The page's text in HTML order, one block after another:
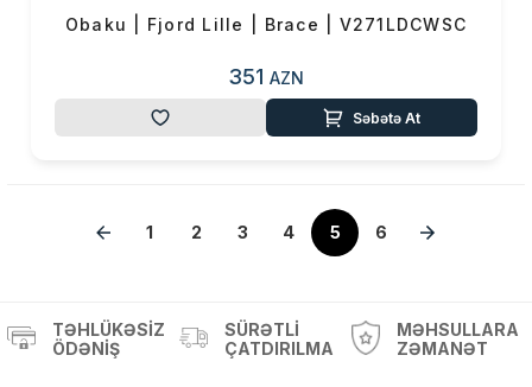
Obaku | Fjord Lille | Brace | V271LDCWSC
351 AZN
Səbətə At
1 2 3 4 5 6
TƏHLÜKƏSIZ
ÖDƏNIŞ
SÜRƏTLI
ÇATDIRILMA
MƏHSULLARA
ZƏMANƏT